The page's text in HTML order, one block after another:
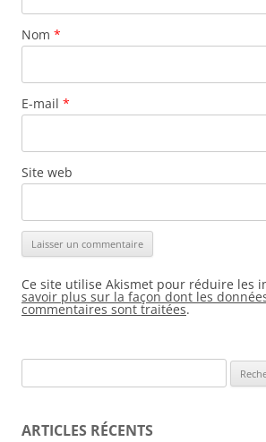
Nom *
E-mail *
Site web
Ce site utilise Akismet pour réduire les
savoir plus sur la façon dont les
commentaires sont traitées.
ARTICLES RÉCENTS